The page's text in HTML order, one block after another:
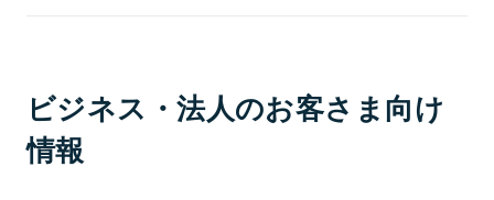
ビジネス・法人のお客さま向け
情報